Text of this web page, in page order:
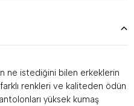
ne istediğini bilen erkeklerin
renkleri ve kaliteden ödün
yüksek kumaş